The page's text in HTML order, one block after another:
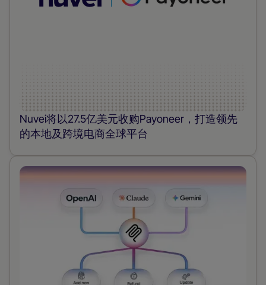
Nuvei将以27.5亿美元收购Payoneer，打造领先
的本地及跨境电商全球平台